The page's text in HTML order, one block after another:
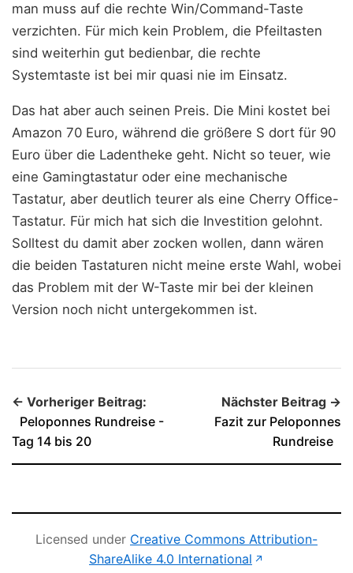
man muss auf die rechte Win/Command-Taste
verzichten. Für mich kein Problem, die Pfeiltasten
sind weiterhin gut bedienbar, die rechte
Systemtaste ist bei mir quasi nie im Einsatz.
Das hat aber auch seinen Preis. Die Mini kostet bei
Amazon 70 Euro, während die größere S dort für 90
Euro über die Ladentheke geht. Nicht so teuer, wie
eine Gamingtastatur oder eine mechanische
Tastatur, aber deutlich teurer als eine Cherry Office-
Tastatur. Für mich hat sich die Investition gelohnt.
Solltest du damit aber zocken wollen, dann wären
die beiden Tastaturen nicht meine erste Wahl, wobei
das Problem mit der W-Taste mir bei der kleinen
Version noch nicht untergekommen ist.
← Vorheriger Beitrag:
Peloponnes Rundreise -
Tag 14 bis 20
Nächster Beitrag →
Fazit zur Peloponnes
Rundreise
Licensed under Creative Commons Attribution-
ShareAlike 4.0 International ↗